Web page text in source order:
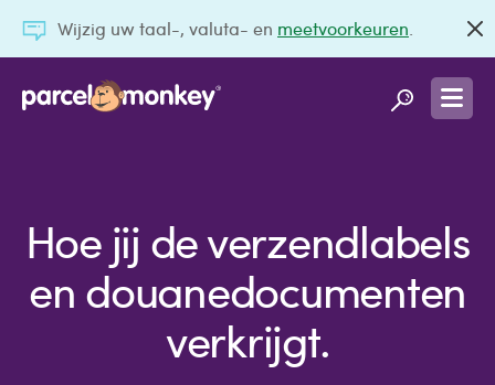
Wijzig uw taal-, valuta- en meetvoorkeuren
Hoe jij de verzendlabels
en douanedocumenten
verkrijgt.